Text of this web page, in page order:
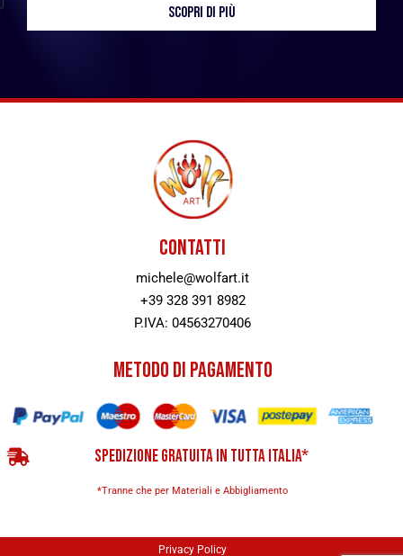
SCOPRI DI PIÙ
CONTATTI
michele@wolfart.it
+39 328 391 8982
P.IVA: 04563270406
METODO DI PAGAMENTO
SPEDIZIONE GRATUITA IN TUTTA ITALIA*
*Tranne che per Materiali e Abbigliamento
Privacy Policy